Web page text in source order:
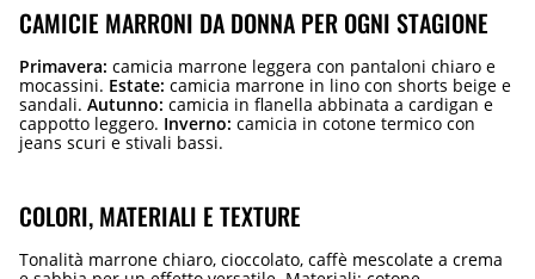
CAMICIE MARRONI DA DONNA PER OGNI STAGIONE
Primavera: camicia marrone leggera con pantaloni chiaro e
mocassini. Estate: camicia marrone in lino con shorts beige e
sandali. Autunno: camicia in flanella abbinata a cardigan e
cappotto leggero. Inverno: camicia in cotone termico con
jeans scuri e stivali bassi.
COLORI, MATERIALI E TEXTURE
Tonalità marrone chiaro, cioccolato, caffè mescolate a crema